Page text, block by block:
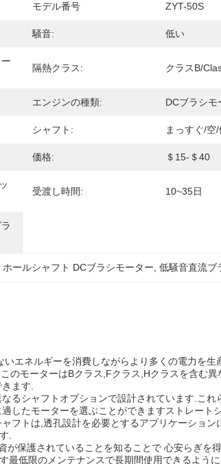
モデル番号 ZYT-50S
騒音: 低い
隔熱クラス: クラスB/
エンジンの種類: DCブラシモ
シャフト: まっすぐ/空/
価格: ＄15-＄40
受渡し時間: 10~35日
ホールシャフト DCブラシモーター , 低騒音直流ブ
エネルギーを消費しながらより多くの電力を生
のモーターはBクラス,Fクラス,Hクラスを含む異
ます.
るシャフトオプションで設計されています.これ
したモーターを選ぶことができますストレート
フトは,透孔設計を必要とするアプリケーション
.
保護されていることを知ることで 心安らぎを
最低限のメンテナンスで長期間使用できるよう